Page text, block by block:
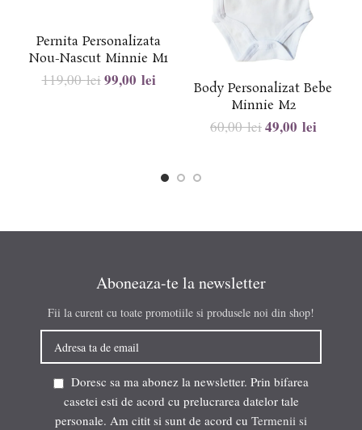
Pernita Personalizata
Nou-Nascut Minnie M1
119,00lei99,00 lei
Body Personalizat Bebe
Minnie M2
60,00lei49,00 lei
Aboneaza-te la newsletter
Fii la curent cu toate promotiile si produsele noi din shop!
Doresc sa ma abonez la newsletter. Prin bifarea
casetei esti de acord cu prelucrarea datelor tale
personale. Am citit si sunt de acord cu Termenii si